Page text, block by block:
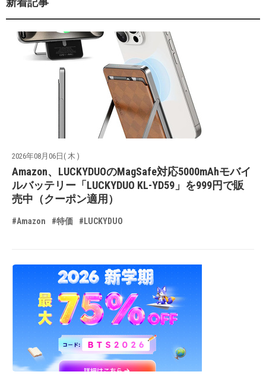
2026年08月06日( 木 )
Amazon、LUCKYDUOのMagSafe対応5000mAhモバイ
ルバッテリー「LUCKYDUO KL-YD59」を999円で販
売中（クーポン適用）
#Amazon #特価 #LUCKYDUO